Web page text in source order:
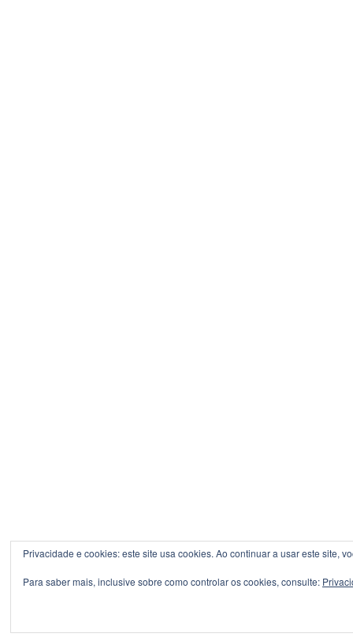
Privacidade e cookies: este site usa cookies. Ao continuar a usar este site,
Para saber mais, inclusive sobre como controlar os cookies, consulte: